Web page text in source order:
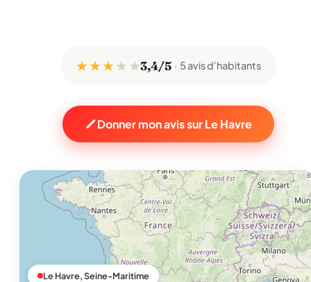
★ ★ ★★ ★3,4/5 5 avis d'habitants
Donner mon avis sur Le Havre
Le Havre, Seine-Maritime